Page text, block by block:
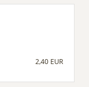
2,40 EUR